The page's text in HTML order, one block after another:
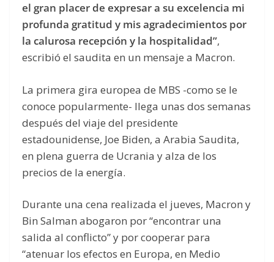
el gran placer de expresar a su excelencia mi
profunda gratitud y mis agradecimientos por
la calurosa recepción y la hospitalidad”,
escribió el saudita en un mensaje a Macron.
La primera gira europea de MBS -como se le
conoce popularmente- llega unas dos semanas
después del viaje del presidente
estadounidense, Joe Biden, a Arabia Saudita,
en plena guerra de Ucrania y alza de los
precios de la energía.
Durante una cena realizada el jueves, Macron y
Bin Salman abogaron por “encontrar una
salida al conflicto” y por cooperar para
“atenuar los efectos en Europa, en Medio